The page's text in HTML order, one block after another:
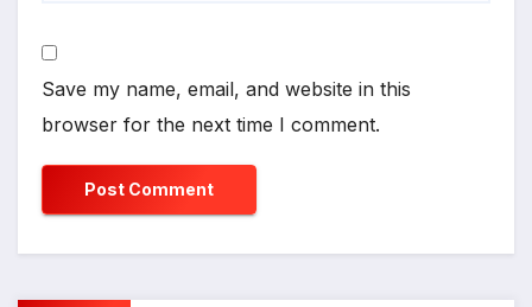
Save my name, email, and website in this
browser for the next time I comment.